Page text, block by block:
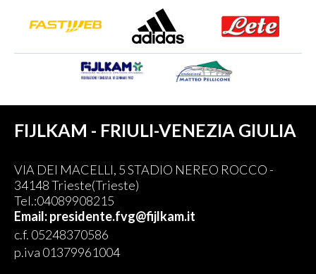
FIJLKAM - FRIULI-VENEZIA GIULIA
VIA DEI MACELLI, 5 STADIO NEREO ROCCO -
34148 Trieste(Trieste)
Tel.:04089908215
Email: presidente.fvg@fijlkam.it
c.f. 05248370586
p.iva 01379961004